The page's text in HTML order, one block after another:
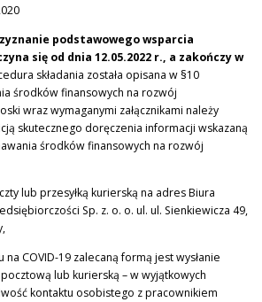
podstawowego wsparcia
się od dnia 12.05.2022 r., a zakończy w
składania została opisana w §10
środków finansowych na rozwój
wraz wymaganymi załącznikami należy
skutecznego doręczenia informacji wskazaną
środków finansowych na rozwój
lub przesyłką kurierską na adres Biura
Sp. z. o. o. ul. ul. Sienkiewicza 49,
COVID-19 zalecaną formą jest wysłanie
lub kurierską – w wyjątkowych
kontaktu osobistego z pracownikiem